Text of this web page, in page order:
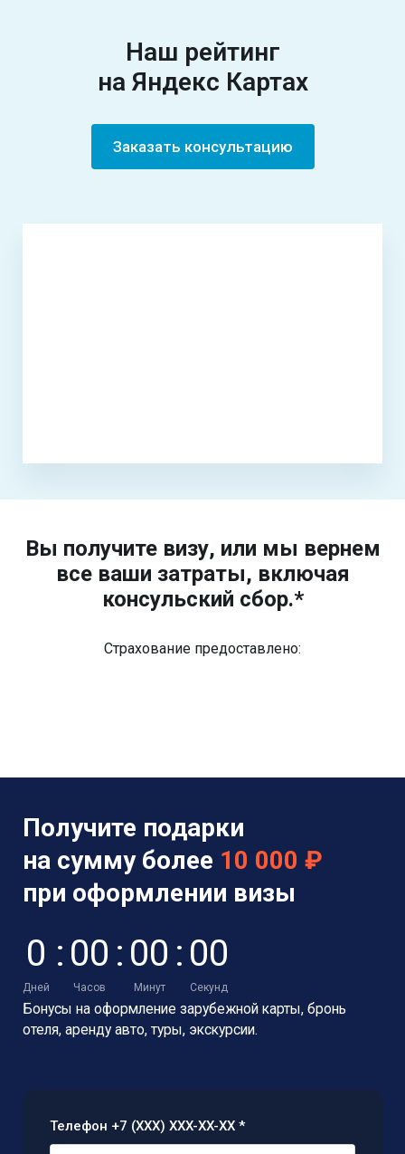
Наш рейтинг
на Яндекс Картах
Заказать консультацию
Вы получите визу, или мы вернем
все ваши затраты, включая
консульский сбор.*
Страхование предоставлено:
Получите подарки
на сумму более 10 000 ₽
при оформлении визы
0
Дней
: 00
Часов
: 00
Минут
: 00
Секунд
Бонусы на оформление зарубежной карты, бронь
отеля, аренду авто, туры, экскурсии.
Телефон +7 (XXX) XXX-XX-XX *